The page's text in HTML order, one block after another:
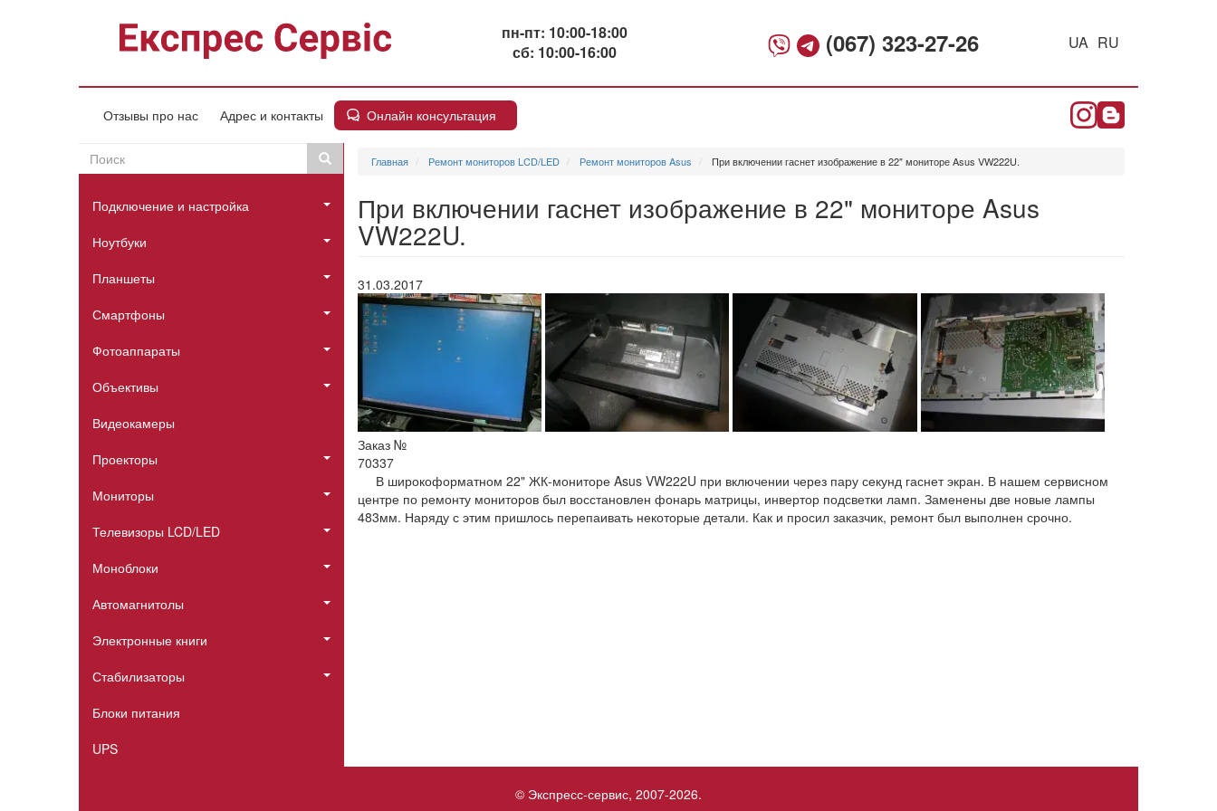
пн-пт: 10:00-18:00
сб: 10:00-16:00
(067) 323-27-26 UA RU
Отзывы про нас Адрес и контакты Онлайн консультация
Пошукова
форма
Поиск Поиск
Головне
меню
Подключение и настройка
Ноутбуки
Планшеты
Смартфоны
Фотоаппараты
Объективы
Видеокамеры
Проекторы
Мониторы
Телевизоры LCD/LED
Моноблоки
Автомагнитолы
Электронные книги
Стабилизаторы
Блоки питания
UPS
Главная Ремонт мониторов LCD/LED Ремонт мониторов Asus При включении гаснет изображение в 22" мониторе Asus VW222U.
При включении гаснет изображение в 22" мониторе Asus
VW222U.
31.03.2017
Заказ №
70337
В широкоформатном 22" ЖК-мониторе Asus VW222U при включении через пару секунд гаснет экран. В нашем сервисном
центре по ремонту мониторов был восстановлен фонарь матрицы, инвертор подсветки ламп. Заменены две новые лампы
483мм. Наряду с этим пришлось перепаивать некоторые детали. Как и просил заказчик, ремонт был выполнен срочно.
© Экспресс-сервис, 2007-2026.